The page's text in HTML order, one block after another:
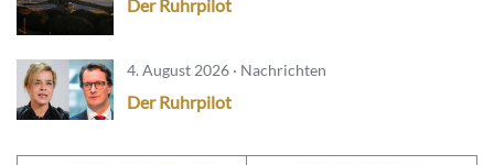
Der Ruhrpilot
4. August 2026 · Nachrichten
Der Ruhrpilot